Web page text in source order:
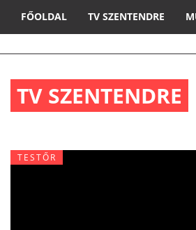
FŐOLDAL TV SZENTENDRE
TV SZENTENDRE
TESTŐR